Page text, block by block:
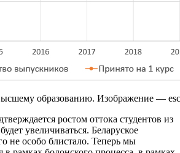
образованию. Изображение —
ростом оттока студентов из
увеличиваться. Беларуское
не особо блистало. Теперь мы